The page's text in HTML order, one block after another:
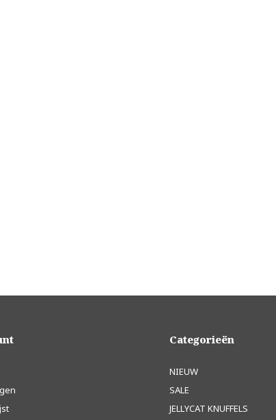
Categorieën
NIEUW
SALE
JELLYCAT KNUFFELS